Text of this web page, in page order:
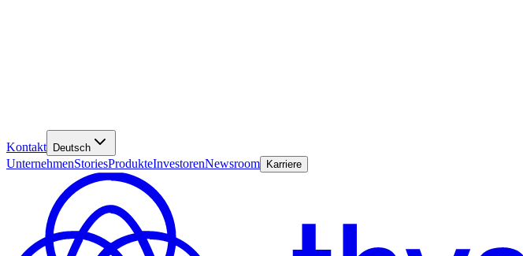
Kontakt Deutsch
UnternehmenStoriesProdukteInvestorenNewsroom Karriere